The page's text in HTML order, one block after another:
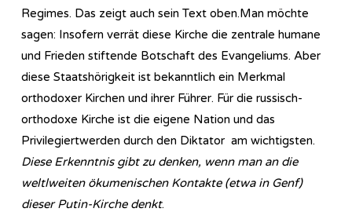
Regimes. Das zeigt auch sein Text oben.Man möchte
sagen: Insofern verrät diese Kirche die zentrale humane
und Frieden stiftende Botschaft des Evangeliums. Aber
diese Staatshörigkeit ist bekanntlich ein Merkmal
orthodoxer Kirchen und ihrer Führer. Für die russisch-
orthodoxe Kirche ist die eigene Nation und das
Privilegiertwerden durch den Diktator am wichtigsten.
Diese Erkenntnis gibt zu denken, wenn man an die
weltlweiten ökumenischen Kontakte (etwa in Genf)
dieser Putin-Kirche denkt.